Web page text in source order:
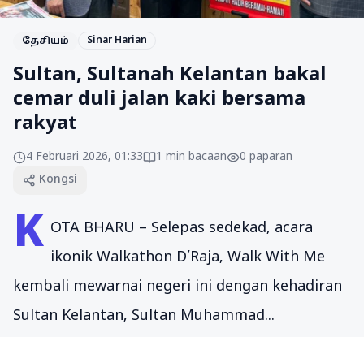
தேசியம் Sinar Harian
Sultan, Sultanah Kelantan bakal
cemar duli jalan kaki bersama
rakyat
4 Februari 2026, 01:33 1 min bacaan 0 paparan
Kongsi
K OTA BHARU – Selepas sedekad, acara
ikonik Walkathon D’Raja, Walk With Me
kembali mewarnai negeri ini dengan kehadiran
Sultan Kelantan, Sultan Muhammad...